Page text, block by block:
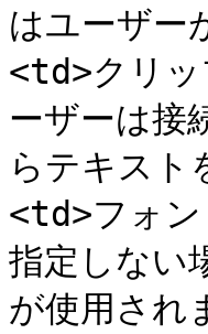
はユーザ
<td>クリ
ーザーは接
らテキス
<td>フォ
指定しない
が使用さ